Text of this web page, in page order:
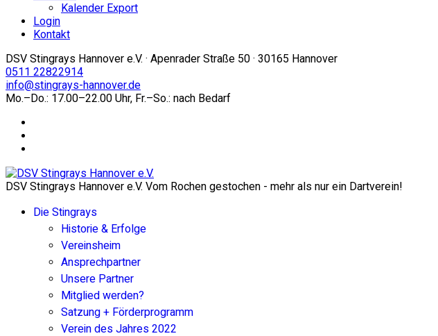
Kalender Export
Login
Kontakt
DSV Stingrays Hannover e.V. · Apenrader Straße 50 · 30165 Hannover
0511 22822914
info@stingrays-hannover.de
Mo.–Do.: 17.00–22.00 Uhr, Fr.–So.: nach Bedarf
DSV Stingrays Hannover e.V. Vom Rochen gestochen - mehr als nur ein Dartverein!
Die Stingrays
Historie & Erfolge
Vereinsheim
Ansprechpartner
Unsere Partner
Mitglied werden?
Satzung + Förderprogramm
Verein des Jahres 2022